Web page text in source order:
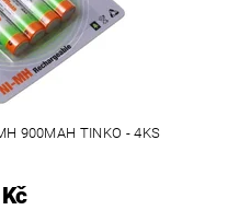
900MAH TINKO - 4KS